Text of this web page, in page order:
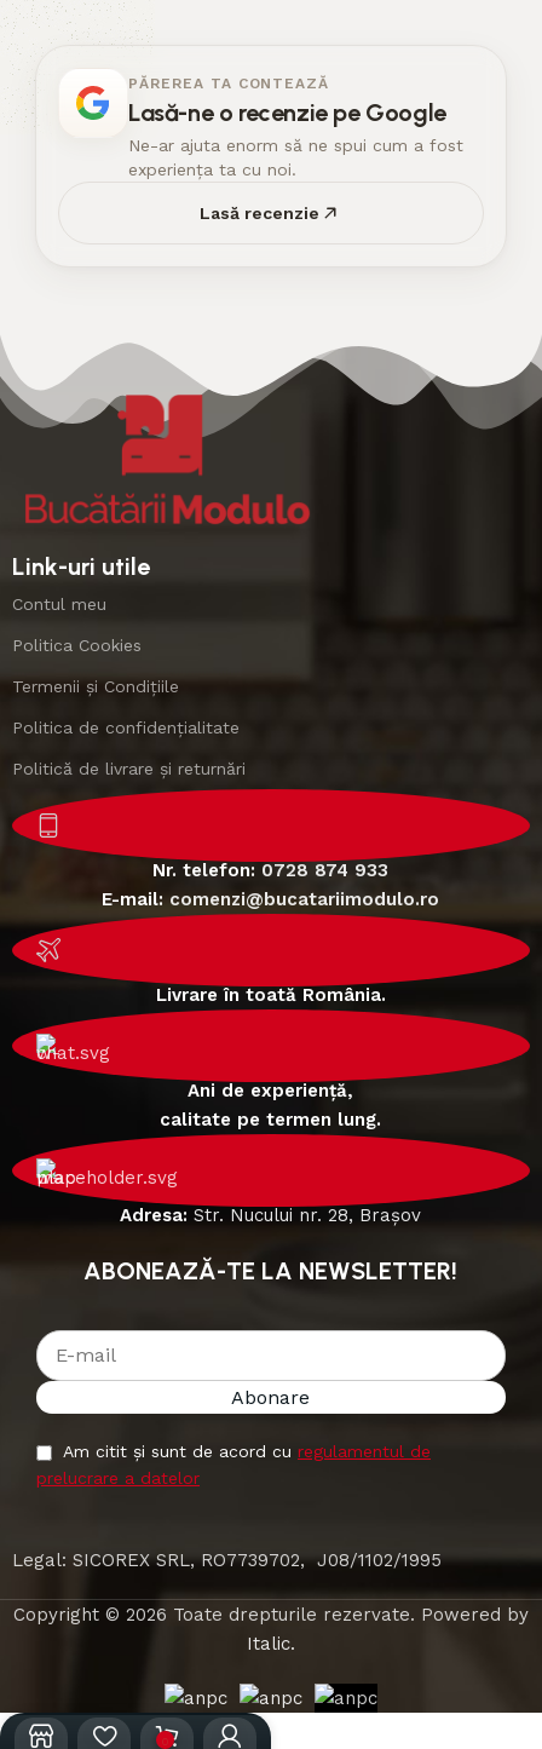
PĂREREA TA CONTEAZĂ
Lasă-ne o recenzie pe Google
Ne-ar ajuta enorm să ne spui cum a fost
experiența ta cu noi.
Lasă recenzie
Link-uri utile
Contul meu
Politica Cookies
Termenii și Condițiile
Politica de confidențialitate
Politică de livrare și returnări
Nr. telefon: 0728 874 933
E-mail: comenzi@bucatariimodulo.ro
Livrare în toată România.
Ani de experiență,
calitate pe termen lung.
Adresa: Str. Nucului nr. 28, Brașov
ABONEAZĂ-TE LA NEWSLETTER!
Am citit și sunt de acord cu regulamentul de
prelucrare a datelor
Legal: SICOREX SRL, RO7739702, J08/1102/1995
Copyright © 2026 Toate drepturile rezervate. Powered by
Italic.
0